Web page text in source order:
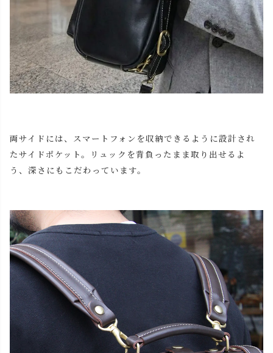
close
両サイドには、スマートフォンを収納できるように設計され
たサイドポケット。リュックを背負ったまま取り出せるよ
う、深さにもこだわっています。